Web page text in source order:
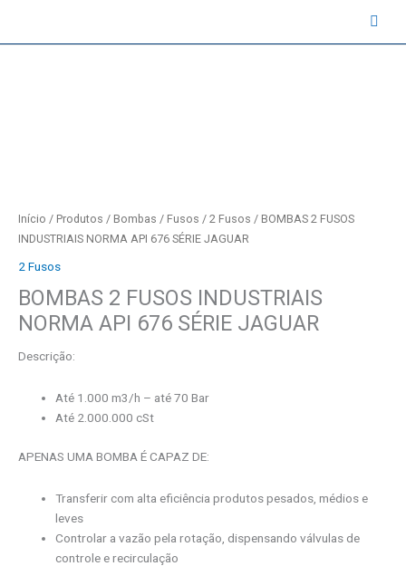
o
Início / Produtos / Bombas / Fusos / 2 Fusos / BOMBAS 2 FUSOS
INDUSTRIAIS NORMA API 676 SÉRIE JAGUAR
2 Fusos
BOMBAS 2 FUSOS INDUSTRIAIS
NORMA API 676 SÉRIE JAGUAR
Descrição:
Até 1.000 m3/h – até 70 Bar
Até 2.000.000 cSt
APENAS UMA BOMBA É CAPAZ DE:
Transferir com alta eficiência produtos pesados, médios e
leves
Controlar a vazão pela rotação, dispensando válvulas de
controle e recirculação